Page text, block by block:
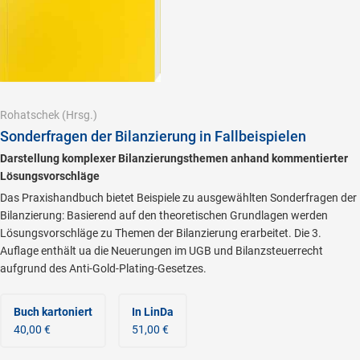
Rohatschek (Hrsg.)
Sonderfragen der Bilanzierung in Fallbeispielen
Darstellung komplexer Bilanzierungsthemen anhand kommentierter
Lösungsvorschläge
Das Praxishandbuch bietet Beispiele zu ausgewählten Sonderfragen der
Bilanzierung: Basierend auf den theoretischen Grundlagen werden
Lösungsvorschläge zu Themen der Bilanzierung erarbeitet. Die 3.
Auflage enthält ua die Neuerungen im UGB und Bilanzsteuerrecht
aufgrund des Anti-Gold-Plating-Gesetzes.
Buch kartoniert
40,00 €
In LinDa
51,00 €